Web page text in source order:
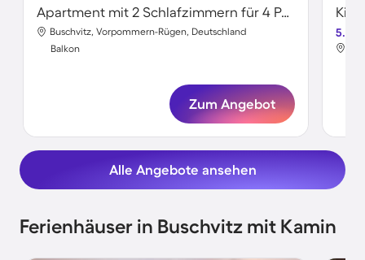
Apartment mit 2 Schlafzimmern für 4 Personen
Buschvitz, Vorpommern-Rügen, Deutschland
Balkon
Zum Angebot
5.0
Alle Angebote ansehen
Ferienhäuser in Buschvitz mit Kamin